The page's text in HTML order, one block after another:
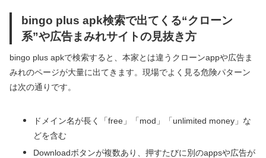
bingo plus apk検索で出てくる“クローン
系”や広告まみれサイトの見抜き方
bingo plus apkで検索すると、本家とは違うクローンappや広告ま
みれのページが大量に出てきます。現場でよく見る危険パターン
は次の通りです。
ドメイン名が長く「free」「mod」「unlimited money」な
どを含む
Downloadボタンが複数あり、押すたびに別のappsや広告が